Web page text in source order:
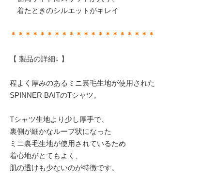
着たときのシルエットがキレイ
＊＊＊＊＊＊＊＊＊＊＊＊＊＊＊＊＊＊＊＊
【 製品の詳細↓ 】
程よく厚みのあるミニ裏毛生地が使用された
SPINNER BAITのTシャツ。
Tシャツ生地より少し厚手で、
裏側が細かなループ状になった
ミニ裏毛生地が使用されているため
着心地がとてもよく、
肌の透けも少ないのが特徴です。